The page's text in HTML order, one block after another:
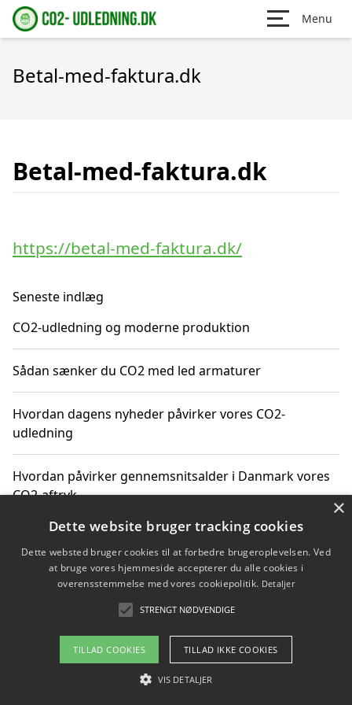
Menu
Betal-med-faktura.dk
Betal-med-faktura.dk
https://betal-med-faktura.dk/
Seneste indlæg
CO2-udledning og moderne produktion
Sådan sænker du CO2 med led armaturer
Hvordan dagens nyheder påvirker vores CO2-
udledning
Hvordan påvirker gennemsnitsalder i Danmark vores
CO2-aftryk
Hvordan nyheder om CO2-udledning påvirker vores
hverdag
Om / kontakt
Blog Betingelser
×
Dette website bruger tracking cookies
Dette websted bruger cookies til at forbedre brugeroplevelsen. Ved
at bruge vores hjemmeside accepterer du alle cookies i
overensstemmelse med vores cookiepolitik. Detaljer
STRENGT NØDVENDIGE
TILLAD COOKIES TILLAD IKKE COOKIES
VIS DETALJER